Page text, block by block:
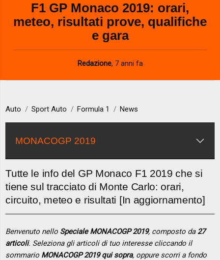
F1 GP Monaco 2019: orari,
meteo, risultati prove, qualifiche
e gara
Redazione, 7 anni fa
Auto Sport Auto Formula 1 News
MONACOGP 2019
Tutte le info del GP Monaco F1 2019 che si
tiene sul tracciato di Monte Carlo: orari,
circuito, meteo e risultati [In aggiornamento]
Benvenuto nello Speciale MONACOGP 2019, composto da 27
articoli. Seleziona gli articoli di tuo interesse cliccando il
sommario MONACOGP 2019 qui sopra, oppure scorri a fondo